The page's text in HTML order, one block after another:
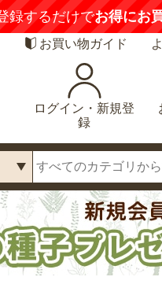
録するだけでお得にお
お買い物ガイド
ログイン・新規登
録